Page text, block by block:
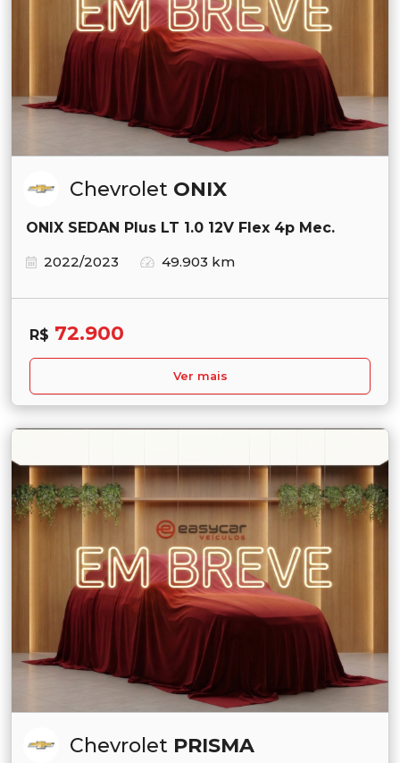
Chevrolet ONIX
ONIX SEDAN Plus LT 1.0 12V Flex 4p Mec.
2022/2023
49.903 km
R$ 72.900
Ver mais
Chevrolet PRISMA